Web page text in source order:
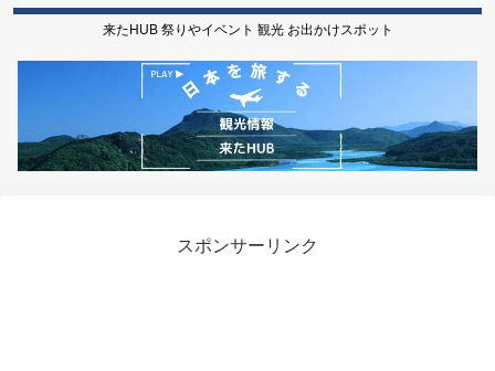
来たHUB 祭りやイベント 観光 お出かけスポット
スポンサーリンク